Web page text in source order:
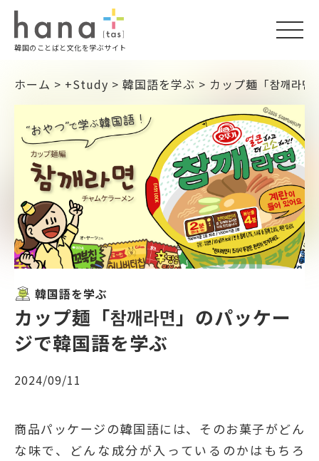
韓国のことばと文化を学ぶサイト
ホーム > +Study > 韓国語を学ぶ > カップ麺「참깨라
韓国語を学ぶ
カップ麺「참깨라면」のパッケー
ジで韓国語を学ぶ
2024/09/11
商品パッケージの韓国語には、そのお菓⼦がどん
な味で、どんな成分が⼊っているのかはもちろ